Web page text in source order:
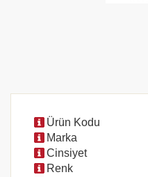
Ürün Kodu
Marka
Cinsiyet
Renk